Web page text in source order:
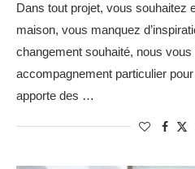
Dans tout projet, vous souhaitez
maison, vous manquez
changement souhaité, nous
accompagnement particulier
apporte des …